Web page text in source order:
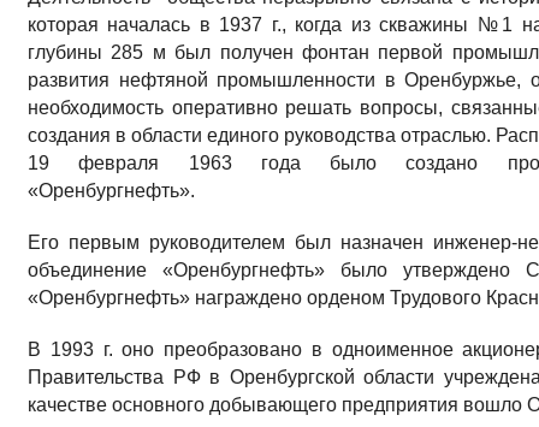
которая началась в 1937 г., когда из скважины №1
глубины 285 м был получен фонтан первой
развития нефтяной промышленности в Оренбуржье,
необходимость оперативно решать вопросы,
создания в области единого руководства отраслью.
19 февраля 1963 года было создано
«Оренбургнефть».
Его первым руководителем был назначен инженер-
объединение «Оренбургнефть» было
«Оренбургнефть» награждено орденом Трудового
В 1993 г. оно преобразовано в одноименное
Правительства РФ в Оренбургской области
качестве основного добывающего предприятия